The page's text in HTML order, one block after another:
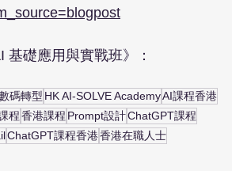
礎應用與實戰班》：
碼轉型 HK AI-SOLVE AcademyAI課程香港
程香港課程 Prompt設計ChatGPT課程
ChatGPT課程香港香港在職人士